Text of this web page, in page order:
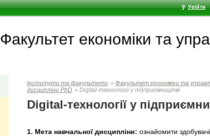
Увійти
Факультет економiки та
Інститути та факультети » Факультет економiки та
дисципліни PhD » Digital-технології у підприємництві
Digital-технології у
1. Мета навчальної дисципліни: ознайомити